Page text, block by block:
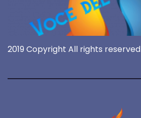
2019 Copyright All rights reserved